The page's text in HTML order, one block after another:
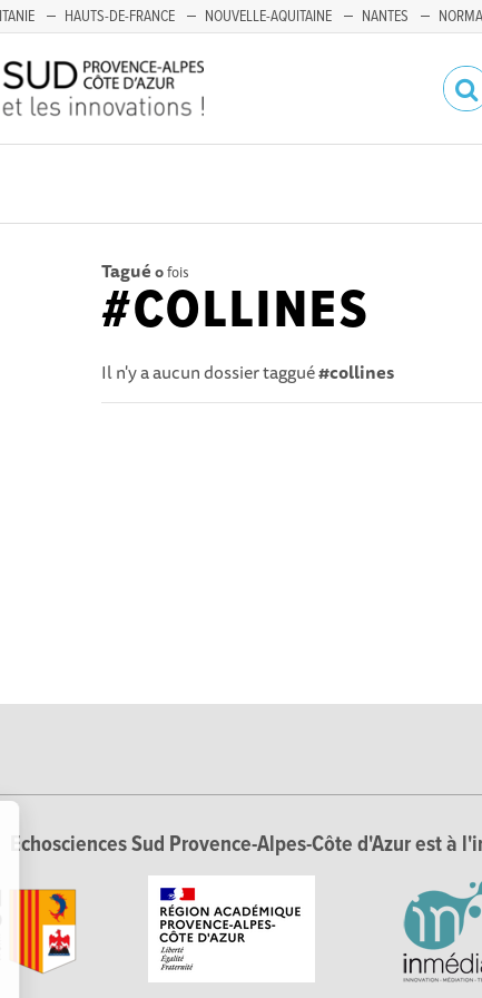
HAUTS-DE-FRANCE NOUVELLE-AQUITAINE NANTES
Tagué 0fois
#COLLINES
Il n'y a aucun dossier taggué#collines
Echosciences Sud Provence-Alpes-Côte d'Azur est à